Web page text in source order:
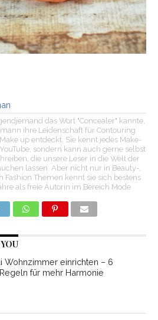
das Wort "Concealer" kannte,
ihre Leidenschaft für Contouring
up entdeckt. Sie kennt jedes Make-
sondern kann auch gerne selbst
die unsere Leser in die Welt der
lassen. Aber nicht nur in Beauty-,
Fashion Themen kennt sie sich bestens
als freie Autorin im Bereich Mode
Wohnzimmer einrichten – 6
für mehr Harmonie